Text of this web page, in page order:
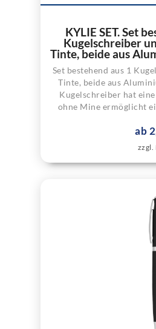
KYLIE SET. Set
Kugelschreiber
Tinte, beide aus
Set bestehend aus 1
Tinte, beide aus
Kugelschreiber hat
ohne Mine ermöglicht
ab
zzgl.